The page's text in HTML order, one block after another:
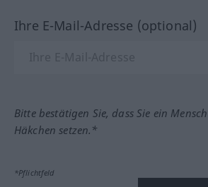
Ihre E-Mail-Adresse (optional)
Bitte bestätigen Sie, dass Sie ein
Häkchen setzen.*
*Pflichtfeld